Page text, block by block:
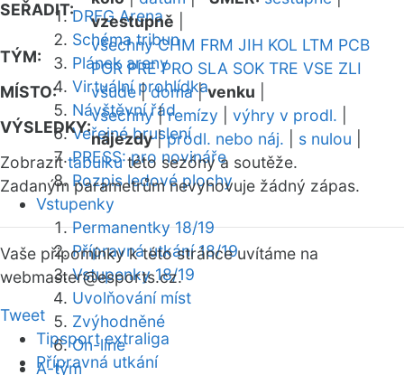
DRFG Arena
Schéma tribun
Plánek areny
Virtuální prohlídka
Návštěvní řád
Veřejné bruslení
PRESS: pro novináře
Rozpis ledové plochy
Vstupenky
Permanentky 18/19
Přípravná utkání 18/19
Vstupenky 18/19
Uvolňování míst
Zvýhodněné
On-line
A-tým
SEŘADIT:
vzestupně
TÝM:
všechny CHM FRM JIH KOL LTM PCB
POR PRE PRO SLA SOK TRE VSE ZLI
MÍSTO:
všude|doma|venku
VÝSLEDKY:
všechny|remízy výhry v prodl.
nájezdy|prodl. nebo náj. s nulou
Zobrazittabulkutéto sezóny a soutěže.
Zadaným parametrům nevyhovuje žádný zápas.
Vaše připomínky k této stránce uvítáme na
webmaster@esports.cz.
Tweet
Tipsport extraliga
Přípravná utkání